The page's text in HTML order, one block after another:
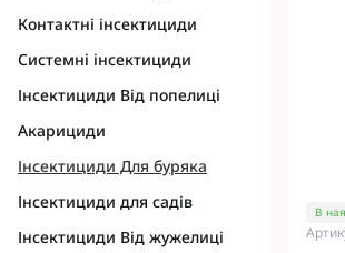
Фунгіциди
Контактні інсектициди
Системні інсектициди
Інсектициди Від попелиці
Акарициди
Інсектициди Для буряка
Інсектициди для садів
Інсектициди Від жужелиці
В